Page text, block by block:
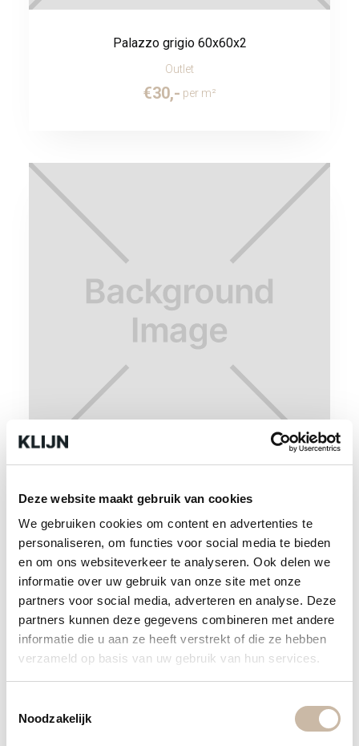
Deze website maakt gebruik van cookies
We gebruiken cookies om content en advertenties te
personaliseren, om functies voor social media te bieden
en om ons websiteverkeer te analyseren. Ook delen we
informatie over uw gebruik van onze site met onze
partners voor social media, adverteren en analyse. Deze
partners kunnen deze gegevens combineren met andere
informatie die u aan ze heeft verstrekt of die ze hebben
verzameld op basis van uw gebruik van hun services.
Noodzakelijk
Palazzo grigio 60x60x2
Outlet
€30,- per m²
Cercom pietra blue 80x80x1
Outlet
€40,-per m²